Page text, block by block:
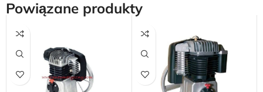
Powiązane produkty